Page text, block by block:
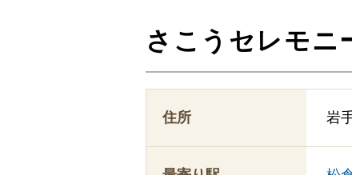
さこうセレモニ
住所 岩